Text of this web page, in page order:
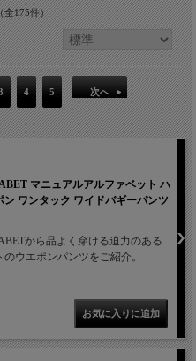
全175件）
4 5 次へ
マニュアルアルファベット ハ
ン ワンタック ワイドバギーパンツ
から品よく穿ける迫力のある
ウエポンパンツをご紹介。